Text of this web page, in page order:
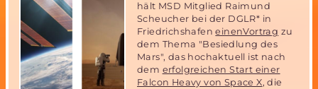
hält MSD Mitglied Raimund
Scheucher bei der DGLR* in
FriedrichshafeneinenVortrag zu
dem Thema "Besiedlung des
Mars", das hochaktuell ist nach
dem erfolgreichen Start einer
Falcon Heavy von Space X, die